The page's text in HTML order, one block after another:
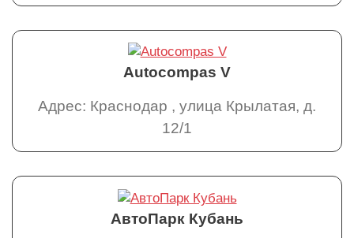
Autocompas V
Адрес: Краснодар , улица Крылатая, д.
12/1
АвтоПарк Кубань